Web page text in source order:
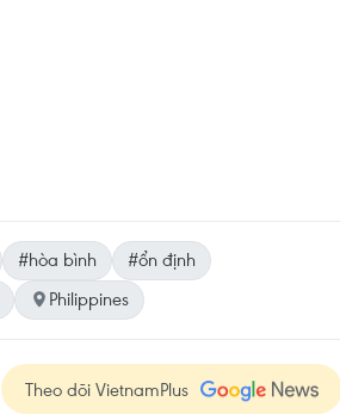
#hòa bình
#ổn định
Philippines
Theo dõi VietnamPlus